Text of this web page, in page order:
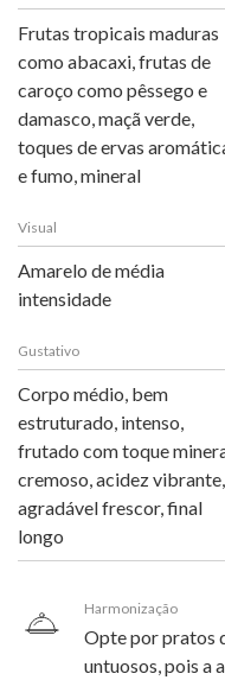
Frutas tropicais maduras
como abacaxi, frutas de
caroço como pêssego e
damasco, maçã verde,
toques de ervas
e fumo, mineral
Visual
Amarelo de média
intensidade
Gustativo
Corpo médio, bem
estruturado, intenso,
frutado com toque
cremoso, acidez vibrante,
agradável frescor, final
longo
Harmonização
Opte por pratos
untuosos, pois a